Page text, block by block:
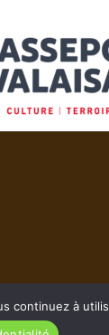
continuez à